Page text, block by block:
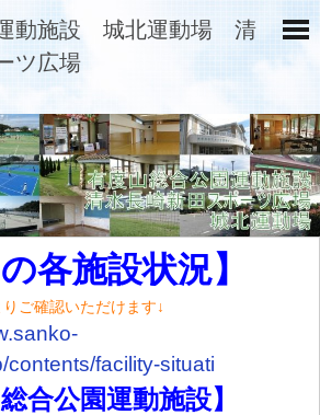
動施設 城北運動場 清
ツ広場
の各施設状況】
ご確認いただけます↓
contents/facility-situati
合公園運動施設】